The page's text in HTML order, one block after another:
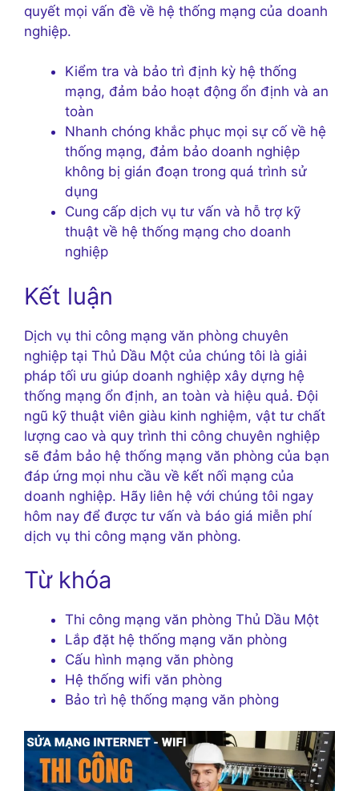
quyết mọi vấn đề về hệ thống mạng của doanh
nghiệp.
Kiểm tra và bảo trì định kỳ hệ thống
mạng, đảm bảo hoạt động ổn định và an
toàn
Nhanh chóng khắc phục mọi sự cố về hệ
thống mạng, đảm bảo doanh nghiệp
không bị gián đoạn trong quá trình sử
dụng
Cung cấp dịch vụ tư vấn và hỗ trợ kỹ
thuật về hệ thống mạng cho doanh
nghiệp
Kết luận
Dịch vụ thi công mạng văn phòng chuyên
nghiệp tại Thủ Dầu Một của chúng tôi là giải
pháp tối ưu giúp doanh nghiệp xây dựng hệ
thống mạng ổn định, an toàn và hiệu quả. Đội
ngũ kỹ thuật viên giàu kinh nghiệm, vật tư chất
lượng cao và quy trình thi công chuyên nghiệp
sẽ đảm bảo hệ thống mạng văn phòng của bạn
đáp ứng mọi nhu cầu về kết nối mạng của
doanh nghiệp. Hãy liên hệ với chúng tôi ngay
hôm nay để được tư vấn và báo giá miễn phí
dịch vụ thi công mạng văn phòng.
Từ khóa
Thi công mạng văn phòng Thủ Dầu Một
Lắp đặt hệ thống mạng văn phòng
Cấu hình mạng văn phòng
Hệ thống wifi văn phòng
Bảo trì hệ thống mạng văn phòng